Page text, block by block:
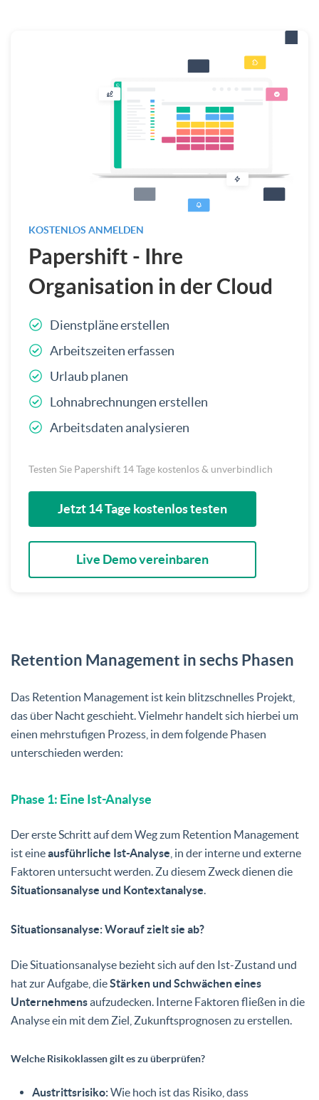
KOSTENLOS ANMELDEN
Papershift - Ihre
Organisation in der Cloud
Dienstpläne erstellen
Arbeitszeiten erfassen
Urlaub planen
Lohnabrechnungen erstellen
Arbeitsdaten analysieren
Testen Sie Papershift 14 Tage kostenlos & unverbindlich
Jetzt 14 Tage kostenlos testen
Live Demo vereinbaren
Retention Management in sechs Phasen
Das Retention Management ist kein blitzschnelles Projekt,
das über Nacht geschieht. Vielmehr handelt sich hierbei um
einen mehrstufigen Prozess, in dem folgende Phasen
unterschieden werden:
Phase 1: Eine Ist-Analyse
Der erste Schritt auf dem Weg zum Retention Management
ist eineausführliche Ist-Analyse , in der interne und externe
Faktoren untersucht werden. Zu diesem Zweck dienen die
Situationsanalyse und Kontextanalyse.
Situationsanalyse: Worauf zielt sie ab?
Die Situationsanalyse bezieht sich auf den Ist-Zustand und
hat zur Aufgabe, dieStärken und Schwächen eines
Unternehmensaufzudecken. Interne Faktoren fließen in die
Analyse ein mit dem Ziel, Zukunftsprognosen zu erstellen.
Welche Risikoklassen gilt es zu überprüfen?
Austrittsrisiko:Wie hoch ist das Risiko, dass